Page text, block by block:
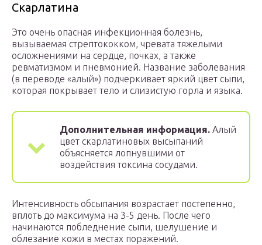
Скарлатина
Это очень опасная инфекционная болезнь,
вызываемая стрептококком, чревата тяжелыми
осложнениями на сердце, почках, а также
ревматизмом и пневмонией. Название заболевания
(в переводе «алый») подчеркивает яркий цвет сыпи,
которая покрывает тело и слизистую горла и языка.
Дополнительная информация. Алый
цвет скарлатиновых высыпаний
объясняется лопнувшими от
воздействия токсина сосудами.
Интенсивность обсыпания возрастает постепенно,
вплоть до максимума на 3-5 день. После чего
начинаются побледнение сыпи, шелушение и
облезание кожи в местах поражений.